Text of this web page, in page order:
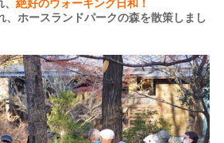
、絶好のウォーキング日和！
ホースランドパークの森を散策しまし